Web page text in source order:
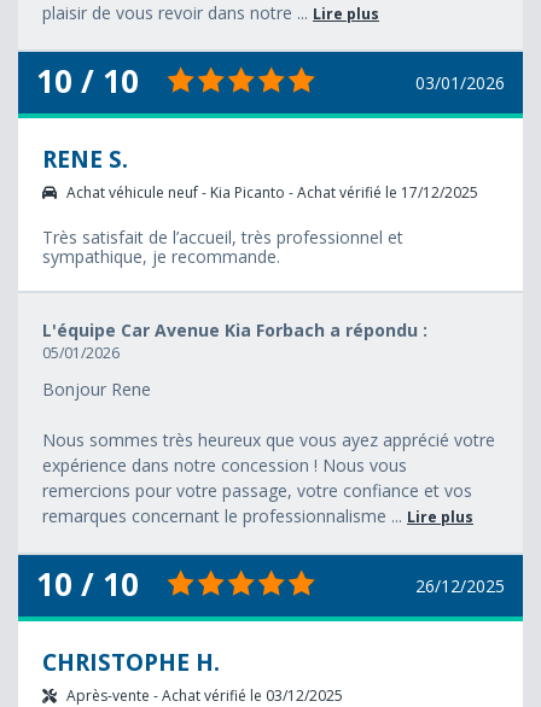
plaisir de vous revoir dans notre ... Lire plus
10 / 10 03/01/2026
RENE S.
Achat véhicule neuf - Kia Picanto - Achat vérifié le 17/12/2025
Très satisfait de l’accueil, très professionnel et
sympathique, je recommande.
L'équipe Car Avenue Kia Forbach a répondu :
05/01/2026
Bonjour Rene
Nous sommes très heureux que vous ayez apprécié votre
expérience dans notre concession ! Nous vous
remercions pour votre passage, votre confiance et vos
remarques concernant le professionnalisme ... Lire plus
10 / 10 26/12/2025
CHRISTOPHE H.
Après-vente - Achat vérifié le 03/12/2025